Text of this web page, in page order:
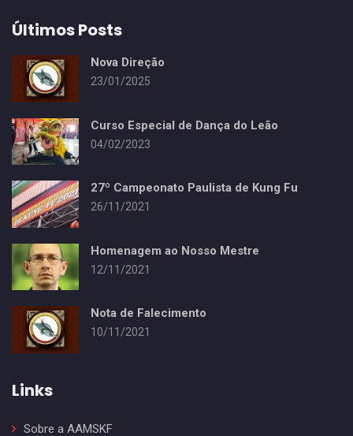
Últimos Posts
Nova Direção
23/01/2025
Curso Especial de Dança do Leão
04/02/2023
27º Campeonato Paulista de Kung Fu
26/11/2021
Homenagem ao Nosso Mestre
12/11/2021
Nota de Falecimento
10/11/2021
Links
Sobre a AAMSKF